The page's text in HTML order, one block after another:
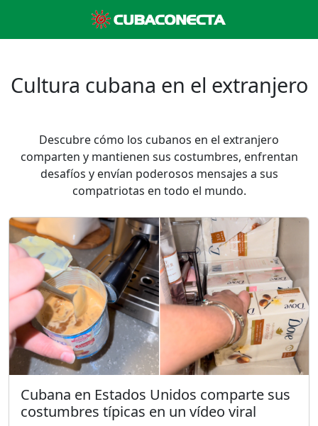
Cultura cubana en el extranjero
Descubre cómo los cubanos en el extranjero
comparten y mantienen sus costumbres, enfrentan
desafíos y envían poderosos mensajes a sus
compatriotas en todo el mundo.
Cubana en Estados Unidos comparte sus
costumbres típicas en un vídeo viral